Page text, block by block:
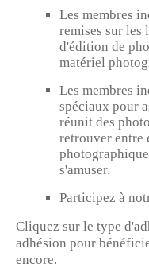
Les membres
remises sur les
d'édition de
matériel
Les membres
spéciaux pour
réunit des
retrouver entre
s'amuser.
Participez à
Cliquez sur le type
adhésion pour
encore.